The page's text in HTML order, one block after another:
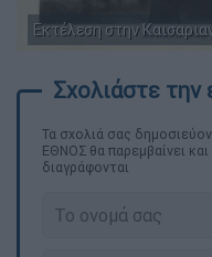
Εκτέλεση στην
Τα σχολιά σας
ΕΘΝΟΣ θα παρεμβαίνει
διαγράφονται